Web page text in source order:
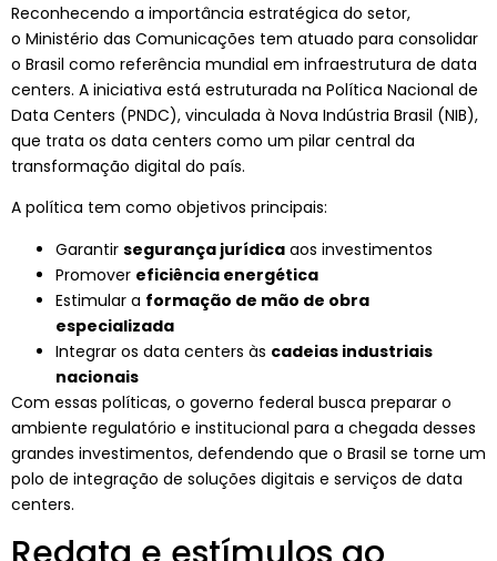
Reconhecendo a importância estratégica do setor,
o Ministério das Comunicações tem atuado para consolidar
o Brasil como referência mundial em infraestrutura de data
centers. A iniciativa está estruturada na Política Nacional de
Data Centers (PNDC), vinculada à Nova Indústria Brasil (NIB),
que trata os data centers como um pilar central da
transformação digital do país.
A política tem como objetivos principais:
Garantir segurança jurídica aos investimentos
Promover eficiência energética
Estimular a formação de mão de obra
especializada
Integrar os data centers às cadeias industriais
nacionais
Com essas políticas, o governo federal busca preparar o
ambiente regulatório e institucional para a chegada desses
grandes investimentos, defendendo que o Brasil se torne um
polo de integração de soluções digitais e serviços de data
centers.